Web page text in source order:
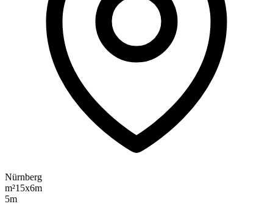
Nürnberg
m²15x6m
5m